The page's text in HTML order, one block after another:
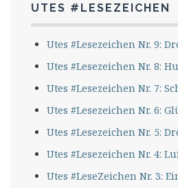
UTES #LESEZEICHEN
Utes #Lesezeichen Nr. 9:
Utes #Lesezeichen Nr. 8:
Utes #Lesezeichen Nr. 7:
Utes #Lesezeichen Nr. 6:
Utes #Lesezeichen Nr. 5:
Utes #Lesezeichen Nr. 4:
Utes #LeseZeichen Nr. 3: